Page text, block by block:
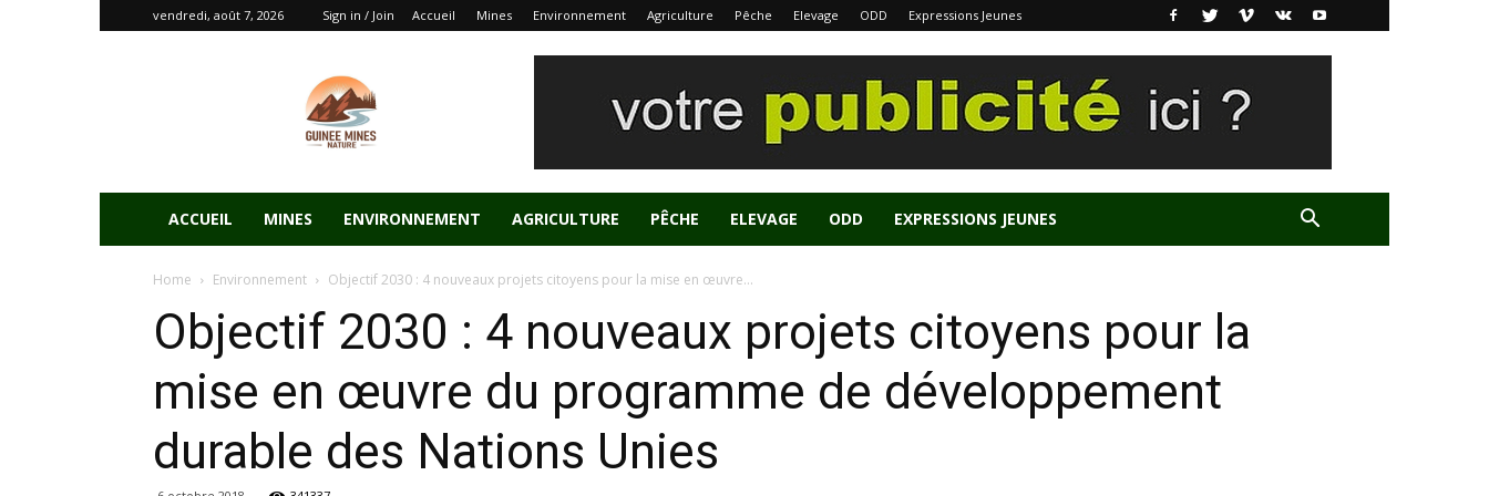
vendredi, août 7, 2026 Sign in / Join Accueil Mines Environnement Agriculture Pêche Elevage ODD Expressions Jeunes
ACCUEIL MINES ENVIRONNEMENT AGRICULTURE PÊCHE ELEVAGE ODD EXPRESSIONS JEUNES
Home Environnement Objectif 2030 : 4 nouveaux projets citoyens pour la mise en œuvre...
Objectif 2030 : 4 nouveaux projets citoyens pour la
mise en œuvre du programme de développement
durable des Nations Unies